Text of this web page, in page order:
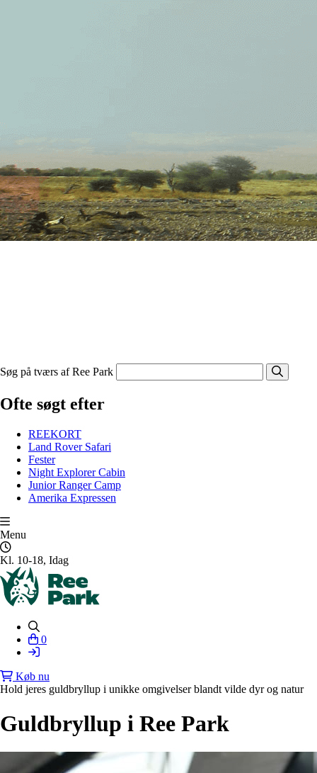
Søg på tværs af Ree Park
Ofte søgt efter
REEKORT
Land Rover Safari
Fester
Night Explorer Cabin
Junior Ranger Camp
Amerika Expressen
Menu
Kl. 10-18, Idag
0
Køb nu
Hold jeres guldbryllup i unikke omgivelser blandt vilde dyr og natur
Guldbryllup i Ree Park